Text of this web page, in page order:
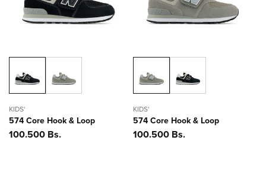
KIDS'
574 Core Hook & Loop
Precio
100.500 Bs.
KIDS'
574 Core Hook & Loop
Precio
100.500 Bs.